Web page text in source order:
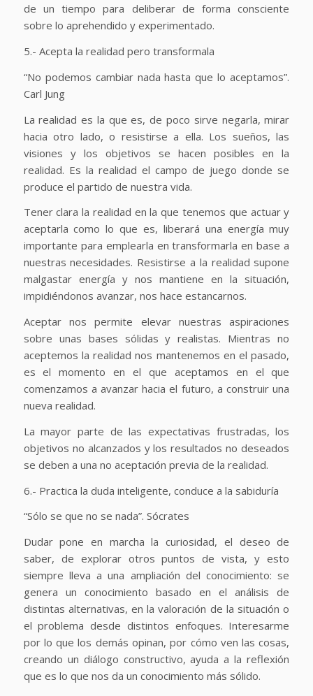
de un tiempo para deliberar de forma consciente
sobre lo aprehendido y experimentado.
5.- Acepta la realidad pero transformala
“No podemos cambiar nada hasta que lo aceptamos”.
Carl Jung
La realidad es la que es, de poco sirve negarla, mirar
hacia otro lado, o resistirse a ella. Los sueños, las
visiones y los objetivos se hacen posibles en la
realidad. Es la realidad el campo de juego donde se
produce el partido de nuestra vida.
Tener clara la realidad en la que tenemos que actuar y
aceptarla como lo que es, liberará una energía muy
importante para emplearla en transformarla en base a
nuestras necesidades. Resistirse a la realidad supone
malgastar energía y nos mantiene en la situación,
impidiéndonos avanzar, nos hace estancarnos.
Aceptar nos permite elevar nuestras aspiraciones
sobre unas bases sólidas y realistas. Mientras no
aceptemos la realidad nos mantenemos en el pasado,
es el momento en el que aceptamos en el que
comenzamos a avanzar hacia el futuro, a construir una
nueva realidad.
La mayor parte de las expectativas frustradas, los
objetivos no alcanzados y los resultados no deseados
se deben a una no aceptación previa de la realidad.
6.- Practica la duda inteligente, conduce a la sabiduría
“Sólo se que no se nada”. Sócrates
Dudar pone en marcha la curiosidad, el deseo de
saber, de explorar otros puntos de vista, y esto
siempre lleva a una ampliación del conocimiento: se
genera un conocimiento basado en el análisis de
distintas alternativas, en la valoración de la situación o
el problema desde distintos enfoques. Interesarme
por lo que los demás opinan, por cómo ven las cosas,
creando un diálogo constructivo, ayuda a la reflexión
que es lo que nos da un conocimiento más sólido.